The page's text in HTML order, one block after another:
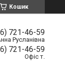
Кошик
721-46-59
Русланівна
721-46-59
Офіс т.